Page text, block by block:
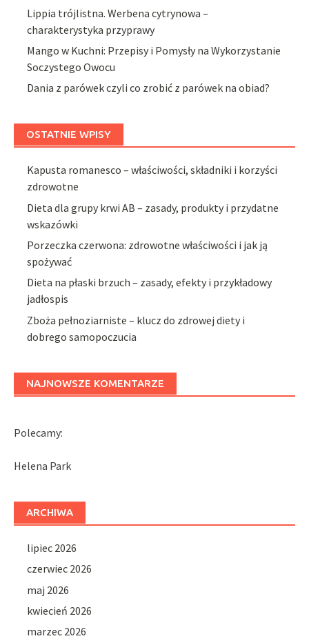
Lippia trójlistna. Werbena cytrynowa –
charakterystyka przyprawy
Mango w Kuchni: Przepisy i Pomysły na Wykorzystanie
Soczystego Owocu
Dania z parówek czyli co zrobić z parówek na obiad?
OSTATNIE WPISY
Kapusta romanesco – właściwości, składniki i korzyści
zdrowotne
Dieta dla grupy krwi AB – zasady, produkty i przydatne
wskazówki
Porzeczka czerwona: zdrowotne właściwości i jak ją
spożywać
Dieta na płaski brzuch – zasady, efekty i przykładowy
jadłospis
Zboża pełnoziarniste – klucz do zdrowej diety i
dobrego samopoczucia
NAJNOWSZE KOMENTARZE
Polecamy:
Helena Park
ARCHIWA
lipiec 2026
czerwiec 2026
maj 2026
kwiecień 2026
marzec 2026